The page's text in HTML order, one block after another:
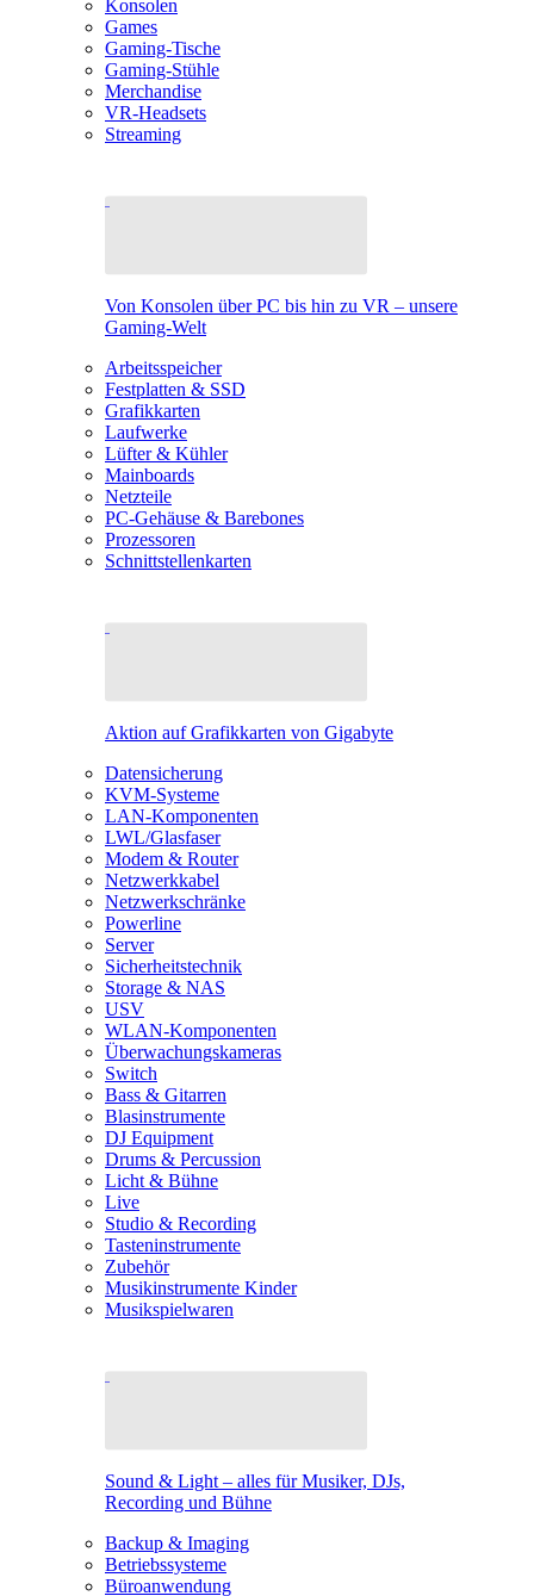
Konsolen
Games
Gaming-Tische
Gaming-Stühle
Merchandise
VR-Headsets
Streaming
Von Konsolen über PC bis hin zu VR – unsere
Gaming-Welt
Arbeitsspeicher
Festplatten & SSD
Grafikkarten
Laufwerke
Lüfter & Kühler
Mainboards
Netzteile
PC-Gehäuse & Barebones
Prozessoren
Schnittstellenkarten
Aktion auf Grafikkarten von Gigabyte
Datensicherung
KVM-Systeme
LAN-Komponenten
LWL/Glasfaser
Modem & Router
Netzwerkkabel
Netzwerkschränke
Powerline
Server
Sicherheitstechnik
Storage & NAS
USV
WLAN-Komponenten
Überwachungskameras
Switch
Bass & Gitarren
Blasinstrumente
DJ Equipment
Drums & Percussion
Licht & Bühne
Live
Studio & Recording
Tasteninstrumente
Zubehör
Musikinstrumente Kinder
Musikspielwaren
Sound & Light – alles für Musiker, DJs,
Recording und Bühne
Backup & Imaging
Betriebssysteme
Büroanwendung